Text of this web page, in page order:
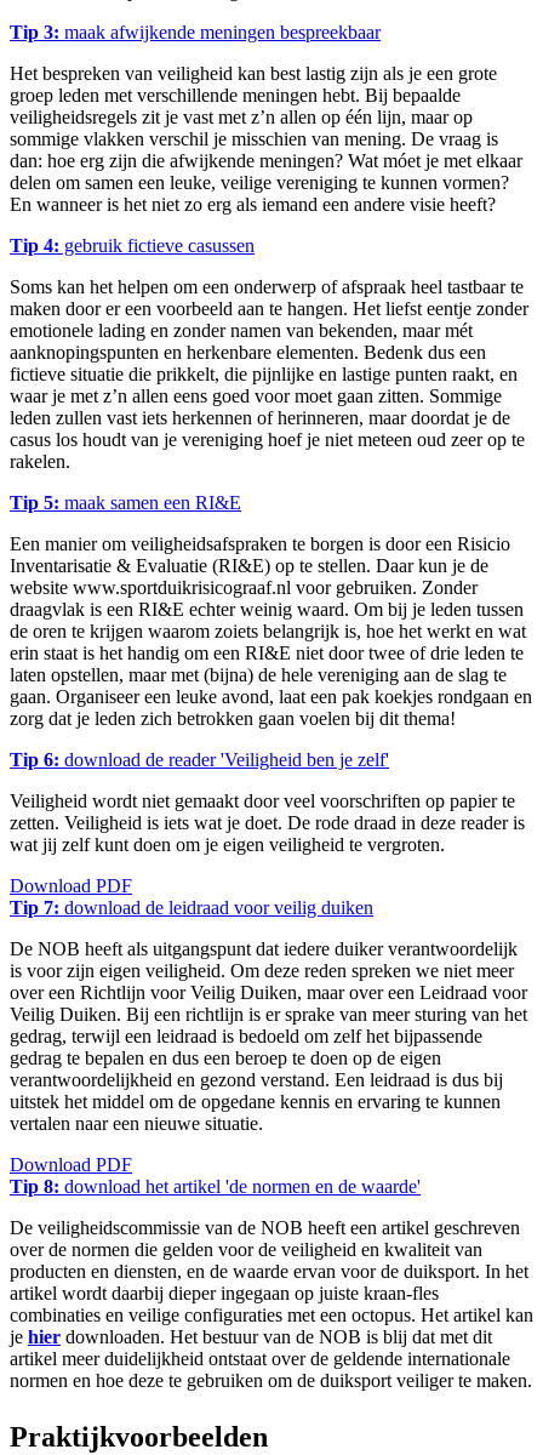
Tip 3: maak afwijkende meningen bespreekbaar
Het bespreken van veiligheid kan best lastig zijn als je een grote
groep leden met verschillende meningen hebt. Bij bepaalde
veiligheidsregels zit je vast met z’n allen op één lijn, maar op
sommige vlakken verschil je misschien van mening. De vraag is
dan: hoe erg zijn die afwijkende meningen? Wat móet je met elkaar
delen om samen een leuke, veilige vereniging te kunnen vormen?
En wanneer is het niet zo erg als iemand een andere visie heeft?
Tip 4: gebruik fictieve casussen
Soms kan het helpen om een onderwerp of afspraak heel tastbaar te
maken door er een voorbeeld aan te hangen. Het liefst eentje zonder
emotionele lading en zonder namen van bekenden, maar mét
aanknopingspunten en herkenbare elementen. Bedenk dus een
fictieve situatie die prikkelt, die pijnlijke en lastige punten raakt, en
waar je met z’n allen eens goed voor moet gaan zitten. Sommige
leden zullen vast iets herkennen of herinneren, maar doordat je de
casus los houdt van je vereniging hoef je niet meteen oud zeer op te
rakelen.
Tip 5: maak samen een RI&E
Een manier om veiligheidsafspraken te borgen is door een Risicio
Inventarisatie & Evaluatie (RI&E) op te stellen. Daar kun je de
website www.sportduikrisicograaf.nl voor gebruiken. Zonder
draagvlak is een RI&E echter weinig waard. Om bij je leden tussen
de oren te krijgen waarom zoiets belangrijk is, hoe het werkt en wat
erin staat is het handig om een RI&E niet door twee of drie leden te
laten opstellen, maar met (bijna) de hele vereniging aan de slag te
gaan. Organiseer een leuke avond, laat een pak koekjes rondgaan en
zorg dat je leden zich betrokken gaan voelen bij dit thema!
Tip 6: download de reader 'Veiligheid ben je zelf'
Veiligheid wordt niet gemaakt door veel voorschriften op papier te
zetten. Veiligheid is iets wat je doet. De rode draad in deze reader is
wat jij zelf kunt doen om je eigen veiligheid te vergroten.
Download PDF
Tip 7: download de leidraad voor veilig duiken
De NOB heeft als uitgangspunt dat iedere duiker verantwoordelijk
is voor zijn eigen veiligheid. Om deze reden spreken we niet meer
over een Richtlijn voor Veilig Duiken, maar over een Leidraad voor
Veilig Duiken. Bij een richtlijn is er sprake van meer sturing van het
gedrag, terwijl een leidraad is bedoeld om zelf het bijpassende
gedrag te bepalen en dus een beroep te doen op de eigen
verantwoordelijkheid en gezond verstand. Een leidraad is dus bij
uitstek het middel om de opgedane kennis en ervaring te kunnen
vertalen naar een nieuwe situatie.
Download PDF
Tip 8: download het artikel 'de normen en de waarde'
De veiligheidscommissie van de NOB heeft een artikel geschreven
over de normen die gelden voor de veiligheid en kwaliteit van
producten en diensten, en de waarde ervan voor de duiksport. In het
artikel wordt daarbij dieper ingegaan op juiste kraan-fles
combinaties en veilige configuraties met een octopus. Het artikel kan
je hier downloaden. Het bestuur van de NOB is blij dat met dit
artikel meer duidelijkheid ontstaat over de geldende internationale
normen en hoe deze te gebruiken om de duiksport veiliger te maken.
Praktijkvoorbeelden